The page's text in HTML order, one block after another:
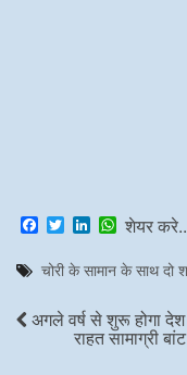
F
a
e
o
o
T
w
e
r
L
k
d
I
n
W
a
A
p
p
शेयर करे..
चोरी के सामान के साथ दो
अगले वर्ष से शुरू होगा देश
राहत सामाग्री